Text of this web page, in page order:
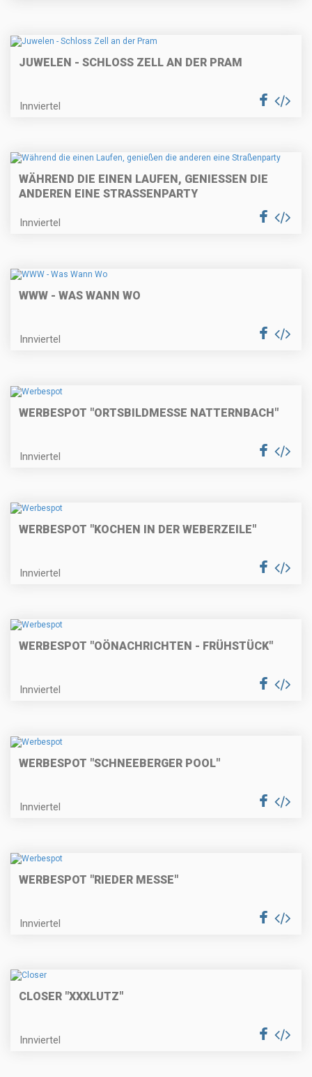
JUWELEN - SCHLOSS ZELL AN DER PRAM
Innviertel
WÄHREND DIE EINEN LAUFEN, GENIESSEN DIE A
NDEREN EINE STRASSENPARTY
Innviertel
WWW - WAS WANN WO
Innviertel
WERBESPOT "ORTSBILDMESSE NATTERNBACH"
Innviertel
WERBESPOT "KOCHEN IN DER WEBERZEILE"
Innviertel
WERBESPOT "OÖNACHRICHTEN - FRÜHSTÜCK"
Innviertel
WERBESPOT "SCHNEEBERGER POOL"
Innviertel
WERBESPOT "RIEDER MESSE"
Innviertel
CLOSER "XXXLUTZ"
Innviertel